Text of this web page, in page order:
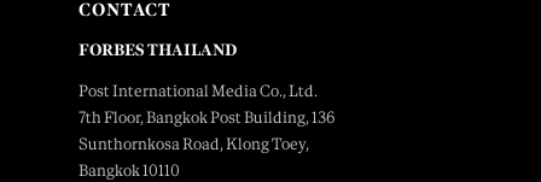
CONTACT
FORBES THAILAND
Post International Media Co., Ltd.
7th Floor, Bangkok Post Building, 136
Sunthornkosa Road, Klong Toey,
Bangkok 10110